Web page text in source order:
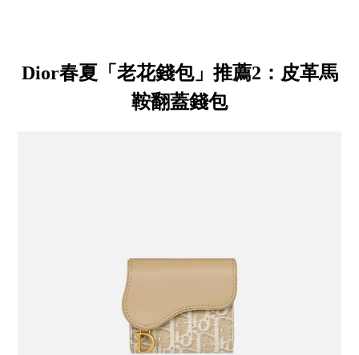
Dior春夏「老花錢包」推薦2：皮革馬
鞍翻蓋錢包